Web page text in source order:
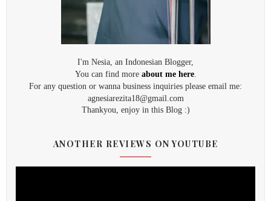
I'm Nesia, an Indonesian Blogger,
You can find more about me here.
For any question or wanna business inquiries please email me:
agnesiarezita18@gmail.com
Thankyou, enjoy in this Blog :)
ANOTHER REVIEWS ON YOUTUBE